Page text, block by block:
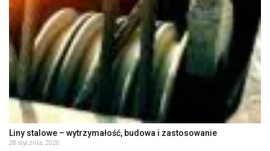
Liny stalowe – wytrzymałość, budowa i zastosowanie
28 stycznia, 2020